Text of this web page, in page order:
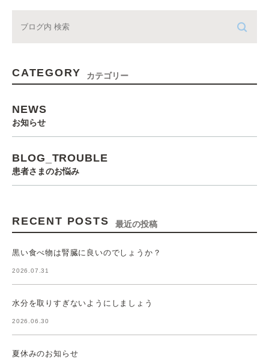
CATEGORY カテゴリー
NEWS
お知らせ
BLOG_TROUBLE
患者さまのお悩み
RECENT POSTS 最近の投稿
黒い食べ物は腎臓に良いのでしょうか？
2026.07.31
水分を取りすぎないようにしましょう
2026.06.30
夏休みのお知らせ